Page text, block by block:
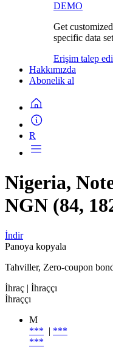
DEMO
Get
specific data
Erişim talep
Hakkımızda
Abonelik al
R
Nigeria,
NGN (84,
İndir
Panoya kopyala
Tahviller, Zero-coupon
İhraç | İhraççı
İhraççı
M
*** | ***
***